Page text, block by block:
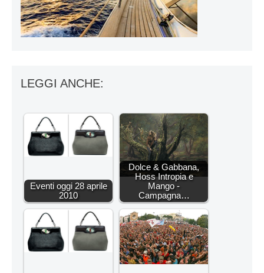
LEGGI ANCHE:
Eventi oggi 28 aprile
2010
Dolce & Gabbana,
Hoss Intropia e
Mango -
Campagna…